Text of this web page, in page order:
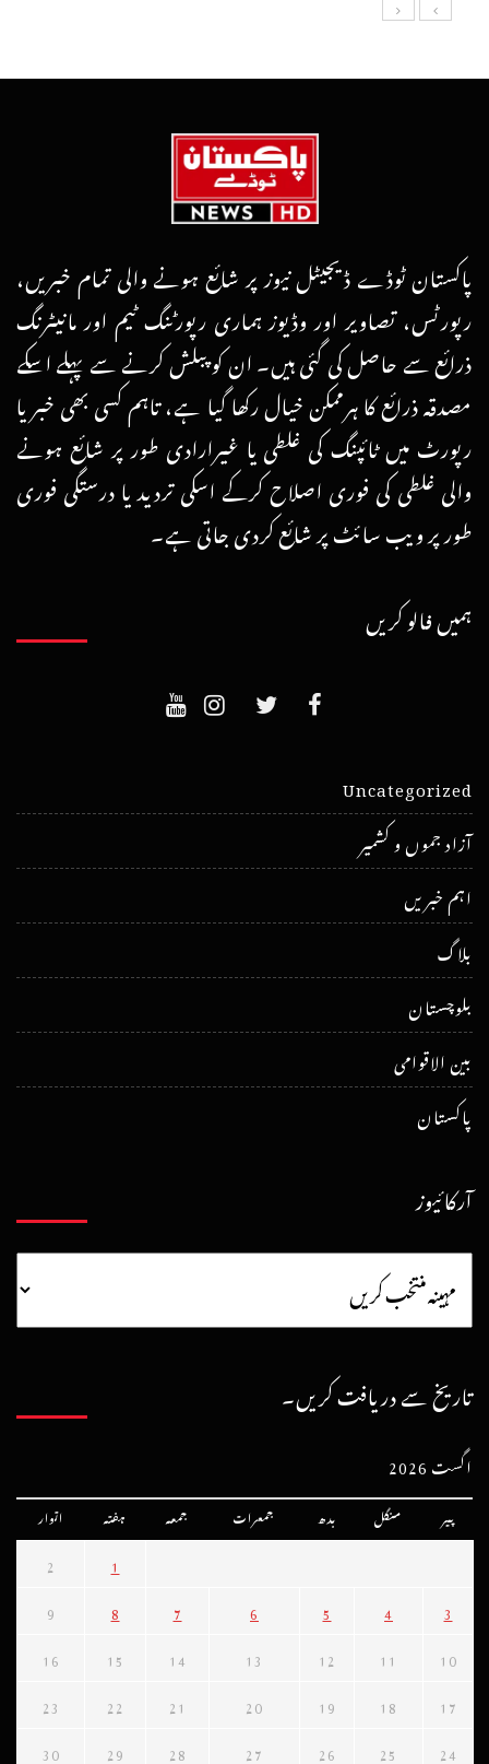
پاکستان ٹوڈے ڈیجیٹل نیوز پر شائع ہونے والی تمام خبریں،
رپورٹس، تصاویر اور وڈیوز ہماری رپورٹنگ ٹیم اور مانیٹرنگ
ذرائع سے حاصل کی گئی ہیں۔ ان کو پبلش کرنے سے پہلے اسکے
مصدقہ ذرائع کا ہرممکن خیال رکھا گیا ہے، تاہم کسی بھی خبر یا
رپورٹ میں ٹائپنگ کی غلطی یا غیرارادی طور پر شائع ہونے
والی غلطی کی فوری اصلاح کرکے اسکی تردید یا درستگی فوری
طور پر ویب سائٹ پر شائع کردی جاتی ہے۔
ہمیں فالو کریں
Uncategorized
آزاد جموں و کشمیر
اہم خبریں
بلاگ
بلوچستان
بین الاقوامی
پاکستان
آرکائیوز
تاریخ سے دریافت کریں۔
اگست 2026
پیر منگل بدھ جمعرات جمعہ ہفتہ اتوار
1
2
3
4
5
6
7
8
9
10
11
12
13
14
15
16
17
18
19
20
21
22
23
24
25
26
27
28
29
30